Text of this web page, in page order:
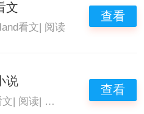
文
看文 阅读
查看
说
文| 阅读| wland看文平台
查看